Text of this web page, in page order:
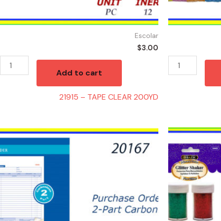
Escolar
$3.00
Add to cart
21915 – TAPE CLEAR 200YD
20167
-
ORDER
5"
quantity
20790
-
4
PRIMARY
COLOR
GLITTER
.28oz